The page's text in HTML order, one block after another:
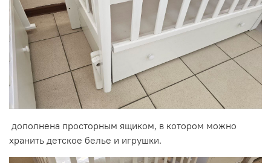
дополнена просторным ящиком, в котором можно
хранить детское белье и игрушки.